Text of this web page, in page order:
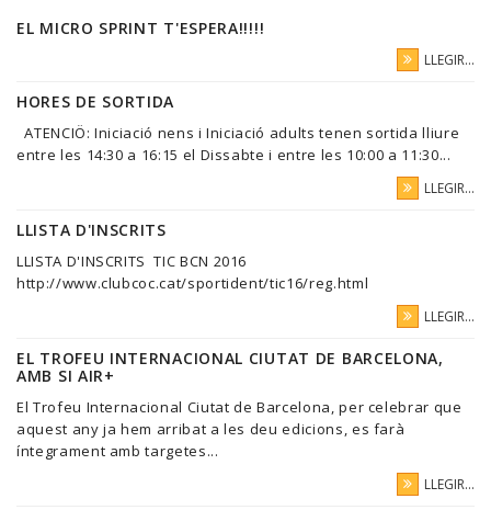
EL MICRO SPRINT T'ESPERA!!!!!
LLEGIR...
HORES DE SORTIDA
ATENCIÖ: Iniciació nens i Iniciació adults tenen sortida lliure
entre les 14:30 a 16:15 el Dissabte i entre les 10:00 a 11:30...
LLEGIR...
LLISTA D'INSCRITS
LLISTA D'INSCRITS TIC BCN 2016
http://www.clubcoc.cat/sportident/tic16/reg.html
LLEGIR...
EL TROFEU INTERNACIONAL CIUTAT DE BARCELONA,
AMB SI AIR+
El Trofeu Internacional Ciutat de Barcelona, per celebrar que
aquest any ja hem arribat a les deu edicions, es farà
íntegrament amb targetes...
LLEGIR...